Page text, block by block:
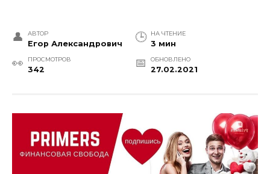
АВТОР
Егор Александрович
НА ЧТЕНИЕ
3 мин
ПРОСМОТРОВ
342
ОБНОВЛЕНО
27.02.2021